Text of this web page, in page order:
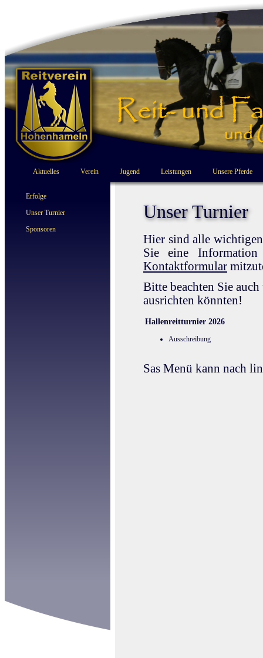
Aktuelles Verein Jugend Leistungen Unsere Pferde
Erfolge
Unser Turnier
Sponsoren
Unser Turnier
Hier sind alle
Sie eine
Kontaktformular
Bitte beachten Sie
ausrichten könnten!
Hallenreitturnier 2026
Ausschreibung
Sas Menü kann nach